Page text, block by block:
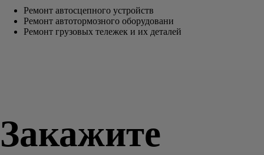
Ремонт автосцепного устройств
Ремонт автотормозного оборудовани
Ремонт грузовых тележек и их деталей
Закажите